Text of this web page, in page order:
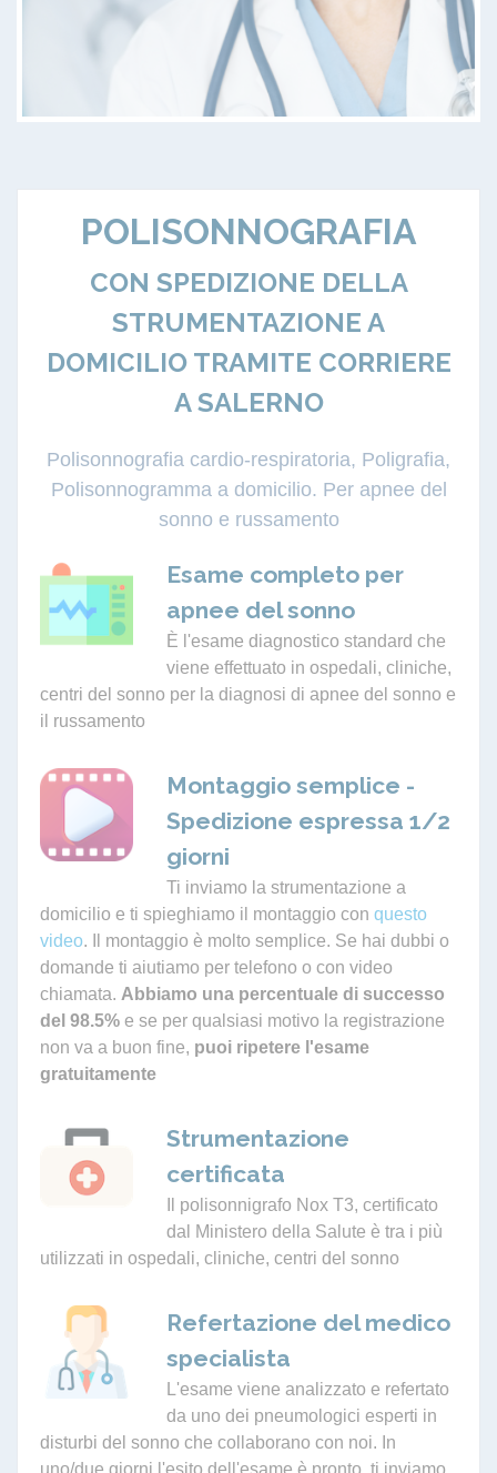
POLISONNOGRAFIA
CON SPEDIZIONE DELLA
STRUMENTAZIONE A
DOMICILIO TRAMITE CORRIERE
A SALERNO
Polisonnografia cardio-respiratoria, Poligrafia,
Polisonnogramma a domicilio. Per apnee del
sonno e russamento
Esame completo per
apnee del sonno
È l'esame diagnostico standard che
viene effettuato in ospedali, cliniche,
centri del sonno per la diagnosi di apnee del sonno e
il russamento
Montaggio semplice -
Spedizione espressa 1/2
giorni
Ti inviamo la strumentazione a
domicilio e ti spieghiamo il montaggio con questo
video. Il montaggio è molto semplice. Se hai dubbi o
domande ti aiutiamo per telefono o con video
chiamata. Abbiamo una percentuale di successo
del 98.5% e se per qualsiasi motivo la registrazione
non va a buon fine, puoi ripetere l'esame
gratuitamente
Strumentazione
certificata
Il polisonnigrafo Nox T3, certificato
dal Ministero della Salute è tra i più
utilizzati in ospedali, cliniche, centri del sonno
Refertazione del medico
specialista
L'esame viene analizzato e refertato
da uno dei pneumologici esperti in
disturbi del sonno che collaborano con noi. In